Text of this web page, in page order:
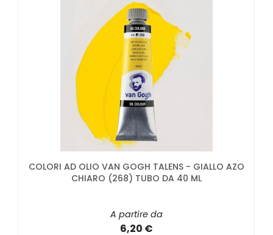
COLORI AD OLIO VAN GOGH TALENS - GIALLO AZO
CHIARO (268) TUBO DA 40 ML
A partire da
6,20 €